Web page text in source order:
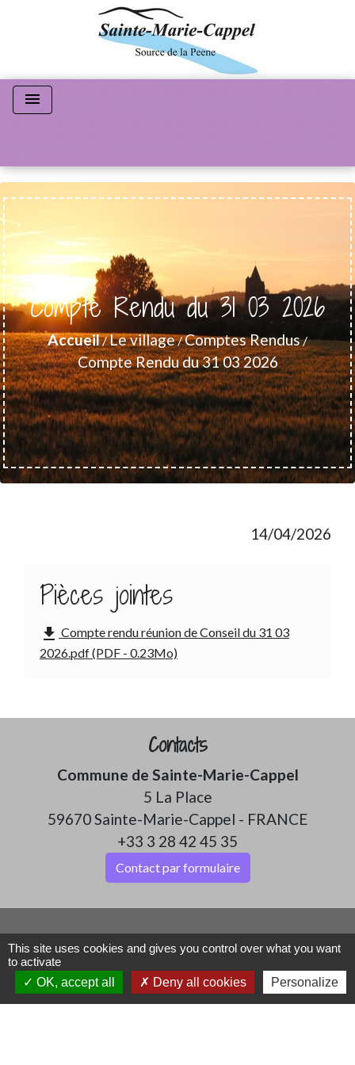
menu
Compte Rendu du 31 03 2026
Accueil/Le village/Comptes Rendus/
Compte Rendu du 31 03 2026
14/04/2026
Pièces jointes
file_download Compte rendu réunion de Conseil du 31 03
2026.pdf (PDF - 0.23Mo)
Contacts
Commune de Sainte-Marie-Cappel
5 La Place
59670 Sainte-Marie-Cappel - FRANCE
+33 3 28 42 45 35
Contact par formulaire
Mentions légales Politique de confidentialité -
Accessibilité - Plan du site -
This site uses cookies and gives you control over what you want
to activate
OK, accept all
Deny all cookies Personalize